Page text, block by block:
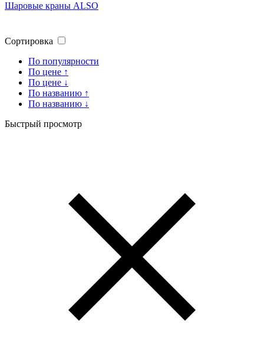
Шаровые краны ALSO
Сортировка
По популярности
По цене ↑
По цене ↓
По названию ↑
По названию ↓
Быстрый просмотр